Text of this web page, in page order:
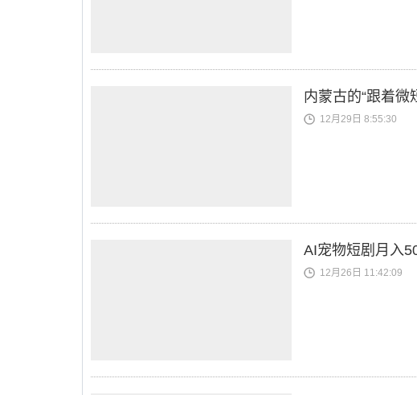
内蒙古的“跟着微
12月29日 8:55:30
AI宠物短剧月入
12月26日 11:42:09